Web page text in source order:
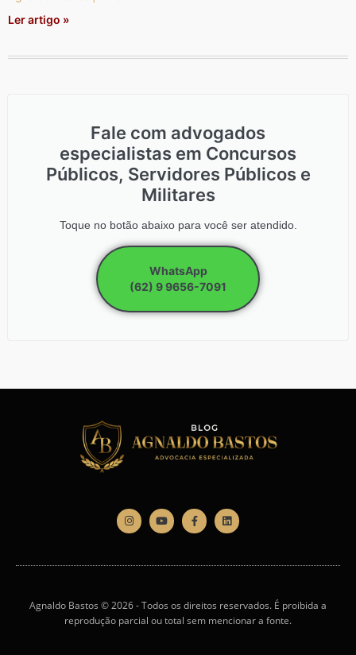
Ler artigo »
Fale com advogados
especialistas em Concursos
Públicos, Servidores Públicos e
Militares
Toque no botão abaixo para você ser atendido.
WhatsApp
(62) 9 9656-7091
Agnaldo Bastos © 2026 - Todos os direitos reservados. É proibida a
reprodução parcial ou total sem mencionar a fonte.